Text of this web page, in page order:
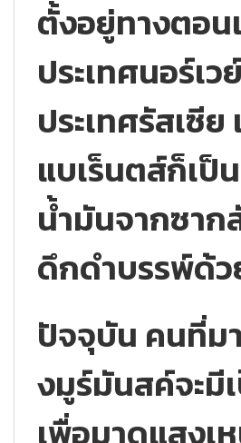
ตั้งอยู่ทางตอน
ประเทศนอร์เว
ประเทศรัสเซีย
แบเร็นตส์ก็เป็
น้ำมันจากซาก
ดึกดำบรรพ์ด้
ปัจจุบัน คนที่ม
งมูร์มันสค์จะมี
เพื่อมาดูแสงเ